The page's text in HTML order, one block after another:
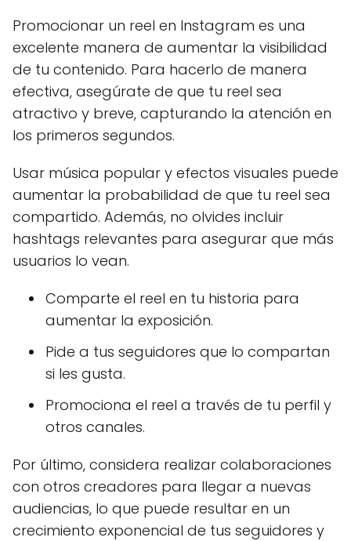
Promocionar un reel en Instagram es una
excelente manera de aumentar la visibilidad
de tu contenido. Para hacerlo de manera
efectiva, asegúrate de que tu reel sea
atractivo y breve, capturando la atención en
los primeros segundos.
Usar música popular y efectos visuales puede
aumentar la probabilidad de que tu reel sea
compartido. Además, no olvides incluir
hashtags relevantes para asegurar que más
usuarios lo vean.
Comparte el reel en tu historia para
aumentar la exposición.
Pide a tus seguidores que lo compartan
si les gusta.
Promociona el reel a través de tu perfil y
otros canales.
Por último, considera realizar colaboraciones
con otros creadores para llegar a nuevas
audiencias, lo que puede resultar en un
crecimiento exponencial de tus seguidores y